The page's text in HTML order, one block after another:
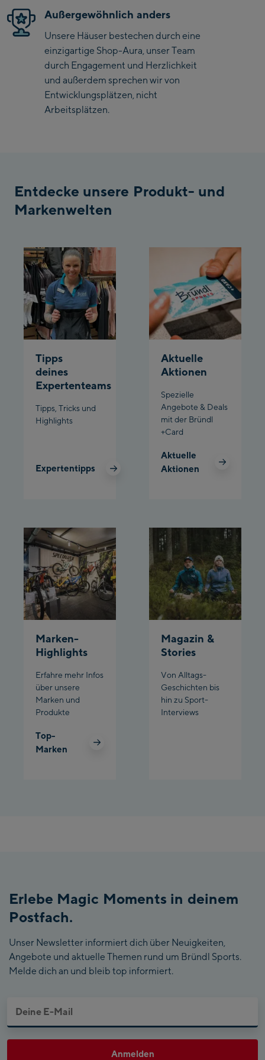
Bergstation / Top
station
Ahornbahn Talstation
/Valley station
Fuegen:
Spieljochbahn
Talstation /Valley
station
Spieljochbahn
Ischgl Outlet
Schladming:
Planet Planai
Charly Kahr
Außergewöhnlich anders
Unsere Häuser bestechen durch eine
einzigartige Shop-Aura, unser Team
durch Engagement und Herzlichkeit
und außerdem sprechen wir von
Entwicklungsplätzen, nicht
Arbeitsplätzen.
Entdecke unsere Produkt- und
Markenwelten
Tipps
deines
Expertenteams
Tipps, Tricks und
Highlights
Expertentipps
Aktuelle
Aktionen
Spezielle
Angebote & Deals
mit der Bründl
+Card
Aktuelle
Aktionen
Marken-
Highlights
Erfahre mehr Infos
über unsere
Marken und
Produkte
Top-
Marken
Magazin &
Stories
Von Alltags-
Geschichten bis
hin zu Sport-
Interviews
Erlebe Magic Moments in deinem
Postfach.
Unser Newsletter informiert dich über Neuigkeiten,
Angebote und aktuelle Themen rund um Bründl Sports.
Melde dich an und bleib top informiert.
Anmelden